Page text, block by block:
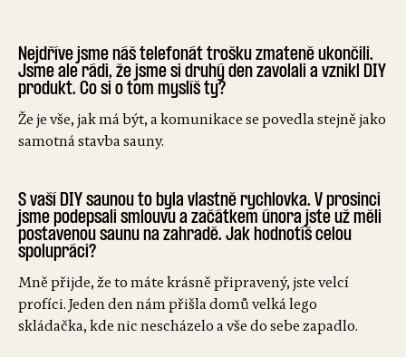
Nejdříve jsme náš telefonát trošku zmateně ukončili.
Jsme ale rádi, že jsme si druhý den zavolali a vznikl DIY
produkt. Co si o tom myslíš ty?
Že je vše, jak má být, a komunikace se povedla stejně jako
samotná stavba sauny.
S vaší DIY saunou to byla vlastně rychlovka. V prosinci
jsme podepsali smlouvu a začátkem února jste už měli
postavenou saunu na zahradě. Jak hodnotíš celou
spolupráci?
Mně přijde, že to máte krásně připravený, jste velcí
profíci. Jeden den nám přišla domů velká lego
skládačka, kde nic nescházelo a vše do sebe zapadlo.